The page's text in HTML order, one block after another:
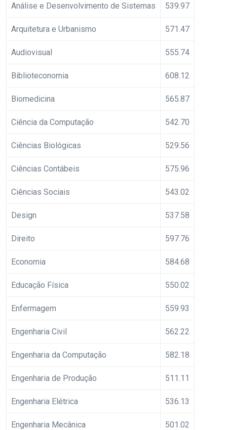
Análise e Desenvolvimento de Sistemas 539.97
Arquitetura e Urbanismo 571.47
Audiovisual 555.74
Biblioteconomia 608.12
Biomedicina 565.87
Ciência da Computação 542.70
Ciências Biológicas 529.56
Ciências Contábeis 575.96
Ciências Sociais 543.02
Design 537.58
Direito 597.76
Economia 584.68
Educação Física 550.02
Enfermagem 559.93
Engenharia Civil 562.22
Engenharia da Computação 582.18
Engenharia de Produção 511.11
Engenharia Elétrica 536.13
Engenharia Mecânica 501.02